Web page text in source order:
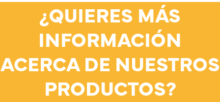
¿QUIERES MÁS
INFORMACIÓN
ACERCA DE NUESTROS
PRODUCTOS?